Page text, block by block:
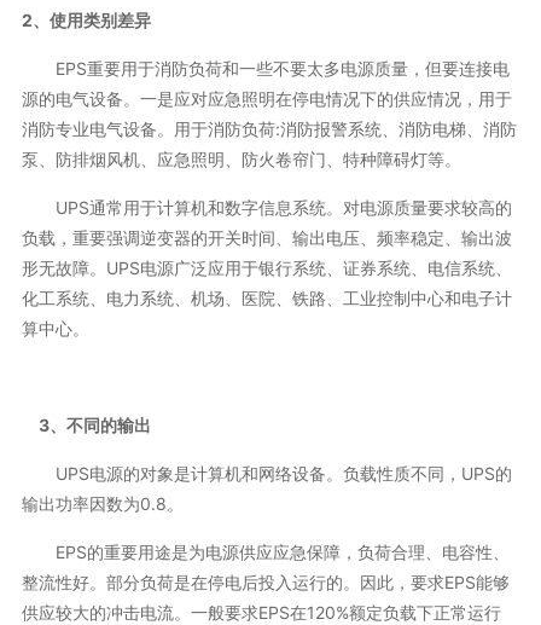
2、使用类别差异
EPS重要用于消防负荷和一些不要太多电源质量，但要连接电
源的电气设备。一是应对应急照明在停电情况下的供应情况，用于
消防专业电气设备。用于消防负荷:消防报警系统、消防电梯、消防
泵、防排烟风机、应急照明、防火卷帘门、特种障碍灯等。
UPS通常用于计算机和数字信息系统。对电源质量要求较高的
负载，重要强调逆变器的开关时间、输出电压、频率稳定、输出波
形无故障。UPS电源广泛应用于银行系统、证券系统、电信系统、
化工系统、电力系统、机场、医院、铁路、工业控制中心和电子计
算中心。
3、不同的输出
UPS电源的对象是计算机和网络设备。负载性质不同，UPS的
输出功率因数为0.8。
EPS的重要用途是为电源供应应急保障，负荷合理、电容性、
整流性好。部分负荷是在停电后投入运行的。因此，要求EPS能够
供应较大的冲击电流。一般要求EPS在120%额定负载下正常运行